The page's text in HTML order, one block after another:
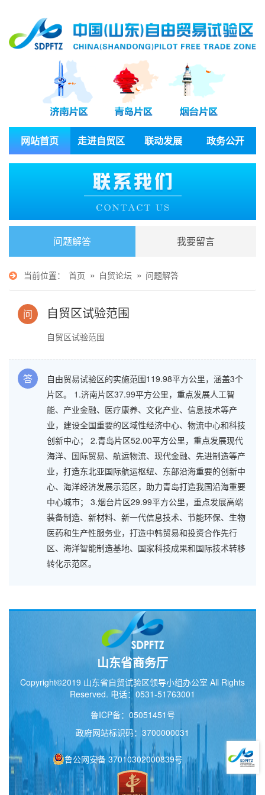
网站首页 走进自贸区 联动发展 政务公开
问题解答 我要留言
当前位置： 首页 » 自贸论坛 » 问题解答
问 自贸区试验范围
自贸区试验范围
答
自由贸易试验区的实施范围119.98平方公里，涵盖3个
片区。 1.济南片区37.99平方公里，重点发展人工智
能、产业金融、医疗康养、文化产业、信息技术等产
业，建设全国重要的区域性经济中心、物流中心和科技
创新中心； 2.青岛片区52.00平方公里，重点发展现代
海洋、国际贸易、航运物流、现代金融、先进制造等产
业，打造东北亚国际航运枢纽、东部沿海重要的创新中
心、海洋经济发展示范区，助力青岛打造我国沿海重要
中心城市； 3.烟台片区29.99平方公里，重点发展高端
装备制造、新材料、新一代信息技术、节能环保、生物
医药和生产性服务业，打造中韩贸易和投资合作先行
区、海洋智能制造基地、国家科技成果和国际技术转移
转化示范区。
山东省商务厅
Copyright©2019 山东省自贸试验区领导小组办公室 All Rights
Reserved. 电话：0531-51763001
鲁ICP备：05051451号
政府网站标识码：3700000031
鲁公网安备 37010302000839号